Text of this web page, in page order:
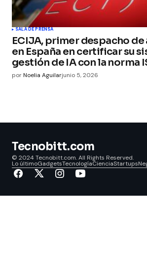
SALA DE PRENSA
ECIJA, primer despacho
en España en certificar su
gestión de IA con la norma
porNoelia Aguilarjunio 5, 2026
Tecnobitt.com
© 2024 Tecnobitt.com. All Rights Reserved.
Lo últimoGadgetsTecnologíaCienciaStartups